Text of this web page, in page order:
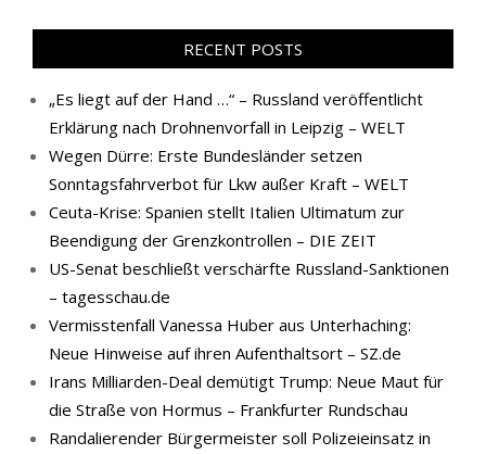
RECENT POSTS
„Es liegt auf der Hand …“ – Russland veröffentlicht
Erklärung nach Drohnenvorfall in Leipzig – WELT
Wegen Dürre: Erste Bundesländer setzen
Sonntagsfahrverbot für Lkw außer Kraft – WELT
Ceuta-Krise: Spanien stellt Italien Ultimatum zur
Beendigung der Grenzkontrollen – DIE ZEIT
US-Senat beschließt verschärfte Russland-Sanktionen
– tagesschau.de
Vermisstenfall Vanessa Huber aus Unterhaching:
Neue Hinweise auf ihren Aufenthaltsort – SZ.de
Irans Milliarden-Deal demütigt Trump: Neue Maut für
die Straße von Hormus – Frankfurter Rundschau
Randalierender Bürgermeister soll Polizeieinsatz in